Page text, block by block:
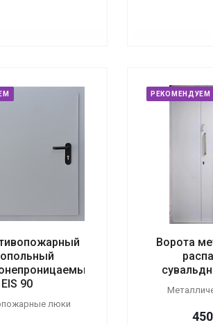
EIS 90
люки
РЕКОМЕНДУЕМ
Ворота